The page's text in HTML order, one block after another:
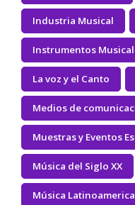
Industria Musical
Instrumentos
La voz y el Canto
Medios de
Muestras y Eventos
Música del Siglo XX
Música